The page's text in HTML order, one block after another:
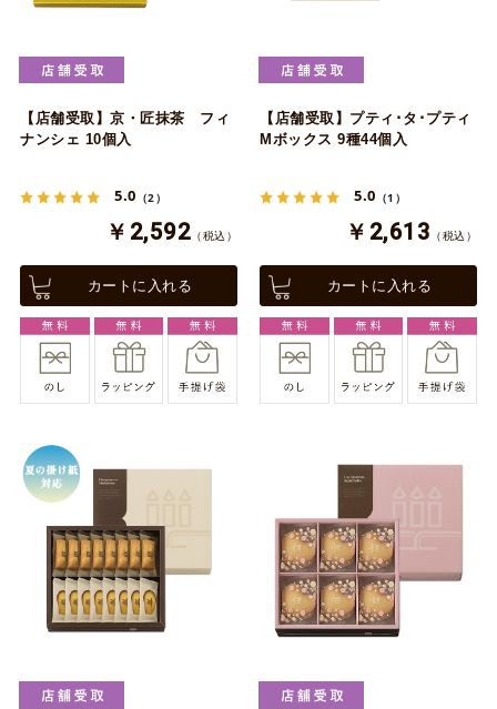
【店舗受取】京・匠抹茶 フィ
ナンシェ 10個入
5.0 （2）
￥2,592 （税込）
カートに入れる
【店舗受取】プティ･タ･プティ
Mボックス 9種44個入
5.0 （1）
￥2,613 （税込）
カートに入れる